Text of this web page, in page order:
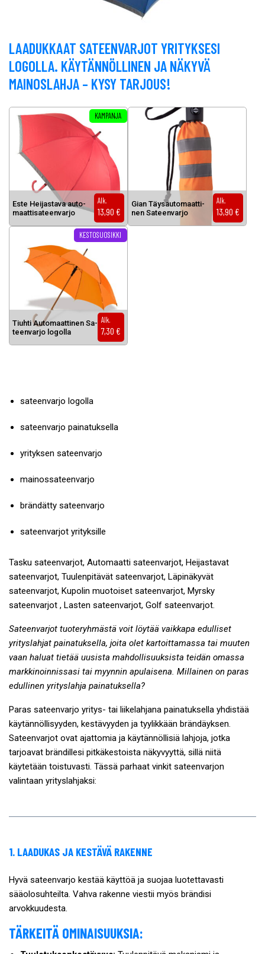
LAADUKKAAT SATEENVARJOT YRITYKSESI
LOGOLLA. KÄYTÄNNÖLLINEN JA NÄKYVÄ
MAINOSLAHJA – KYSY TARJOUS!
Es­te Hei­jas­ta­va au­to­
maat­ti­sa­teen­var­jo
Alk.
13,90 €
KAMPANJA
Tällä tuotteella on useampi muunnelma. Voit tehdä valinnat
Gian Täy­sau­to­maat­ti­
nen Sa­teen­var­jo
Alk.
13,90 €
Tällä tuotteella on useampi
Tiuh­ti Au­to­maat­ti­nen Sa­
teen­var­jo lo­gol­la
Alk.
7,30 €
KESTOSUOSIKKI
Tällä tuotteella on useampi muunnelma. Voit tehdä valinnat
sateenvarjo logolla
sateenvarjo painatuksella
yrityksen sateenvarjo
mainossateenvarjo
brändätty sateenvarjo
sateenvarjot yrityksille
Tasku sateenvarjot, Automaatti sateenvarjot, Heijastavat
sateenvarjot, Tuulenpitävät sateenvarjot, Läpinäkyvät
sateenvarjot, Kupolin muotoiset sateenvarjot, Myrsky
sateenvarjot , Lasten sateenvarjot, Golf sateenvarjot.
Sateenvarjot tuoteryhmästä voit löytää vaikkapa edulliset
yrityslahjat painatuksella, joita olet kartoittamassa tai muuten
vaan haluat tietää uusista mahdollisuuksista teidän omassa
markkinoinnissasi tai myynnin apulaisena. Millainen on paras
edullinen yrityslahja painatuksella?
Paras sateenvarjo yritys- tai liikelahjana painatuksella yhdistää
käytännöllisyyden, kestävyyden ja tyylikkään brändäyksen.
Sateenvarjot ovat ajattomia ja käytännöllisiä lahjoja, jotka
tarjoavat brändillesi pitkäkestoista näkyvyyttä, sillä niitä
käytetään toistuvasti. Tässä parhaat vinkit sateenvarjon
valintaan yrityslahjaksi:
1. LAADUKAS JA KESTÄVÄ RAKENNE
Hyvä sateenvarjo kestää käyttöä ja suojaa luotettavasti
sääolosuhteilta. Vahva rakenne viestii myös brändisi
arvokkuudesta.
TÄRKEITÄ OMINAISUUKSIA: